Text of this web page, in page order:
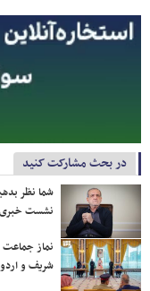
در بحث مشارکت کنید
شما نظر
نشست خبری
نماز جماعت
شریف و